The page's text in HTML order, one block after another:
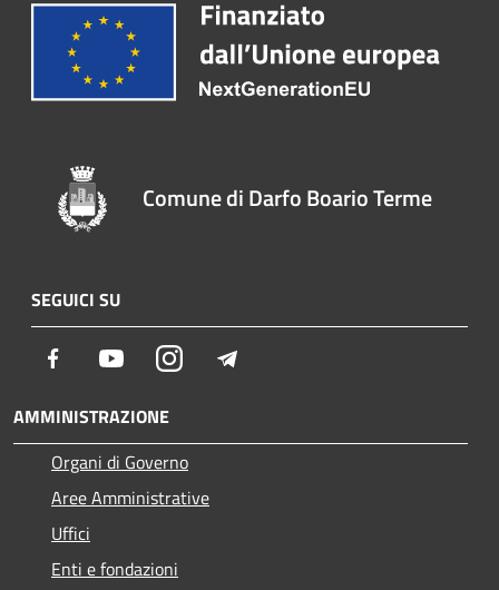
Comune di Darfo Boario Terme
SEGUICI SU
Facebook YoutubeInstagram
AMMINISTRAZIONE
Organi di Governo
Aree Amministrative
Uffici
Enti e fondazioni